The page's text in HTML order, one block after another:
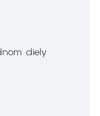
diely